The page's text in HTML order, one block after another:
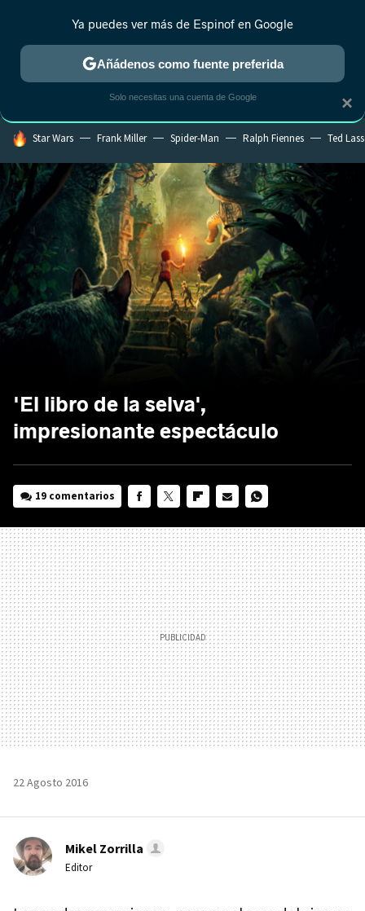
MENÚ NUEVO
ESTRENOS REALITY ANIME RANKINGS CINE
HOY SE HABLA DE
Star Wars Frank Miller Spider-Man Ralph Fiennes Ted
'El libro de la selva',
impresionante espectáculo
19 comentarios
MAIL
22 Agosto 2016
Mikel Zorrilla
Editor
×
Ya puedes ver más de Espinof en Google
Añádenos como fuente preferida
Solo necesitas una cuenta de Google